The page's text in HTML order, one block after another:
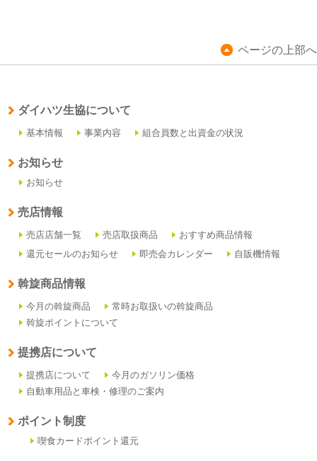
ページの上部へ
ダイハツ生協について
基本情報 事業内容 組合員数と出資金の状況
お知らせ
お知らせ
売店情報
売店店舗一覧 売店取扱商品
おすすめ商品情報
還元セールのお知らせ
即売会カレンダー 自販機情報
斡旋商品情報
今月の斡旋商品
常時お取扱いの斡旋商品
斡旋ポイントについて
提携店について
提携店について
今月のガソリン価格
自動車用品と車検・修理のご案内
ポイント制度
喫食カードポイント還元